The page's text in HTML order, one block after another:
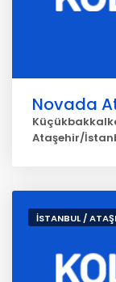
Novada
Ataşehir/
İSTANBUL /